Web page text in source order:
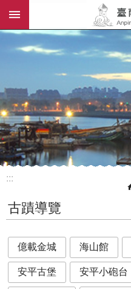
跳到主要內容區塊
:::
古蹟導覽
億載金城 海山館
安平古堡 安平小砲台